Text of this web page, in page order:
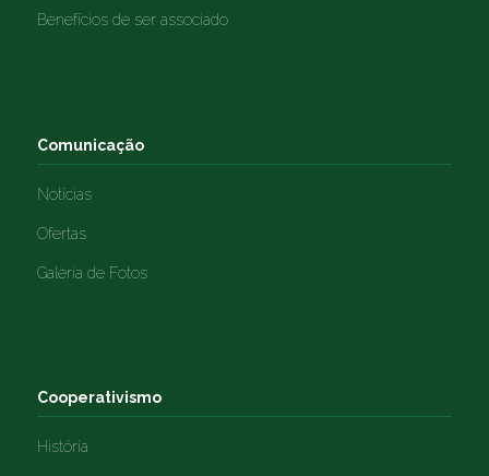
Benefícios de ser associado
Comunicação
Notícias
Ofertas
Galeria de Fotos
Cooperativismo
História